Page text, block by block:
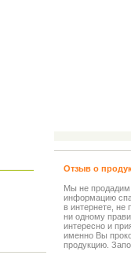
Отзыв о
Мы не
информацию
в интернете, не
ни одному
интересно и
именно Вы
продукцию.